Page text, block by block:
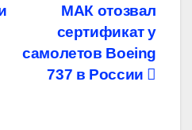
МАК отозвал
сертификат у
самолетов Boeing
737 в России